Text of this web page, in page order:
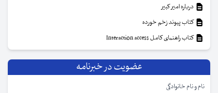
درباره امیر کبیر
کتاب پیوند زخم خورده
کتاب راهنمای کامل Interaction access
عضویت در خبرنامه
نام و نام خانوادگی